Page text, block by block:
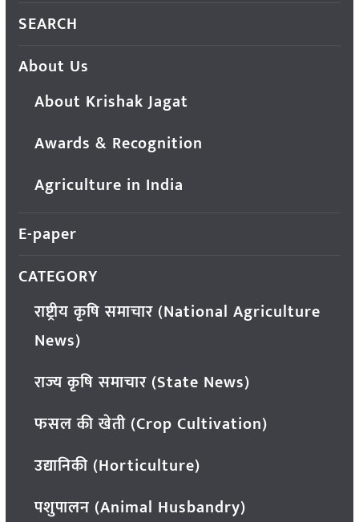
SEARCH
About Us
About Krishak Jagat
Awards & Recognition
Agriculture in India
E-paper
CATEGORY
राष्ट्रीय कृषि समाचार (National Agriculture
News)
राज्य कृषि समाचार (State News)
फसल की खेती (Crop Cultivation)
उद्यानिकी (Horticulture)
पशुपालन (Animal Husbandry)